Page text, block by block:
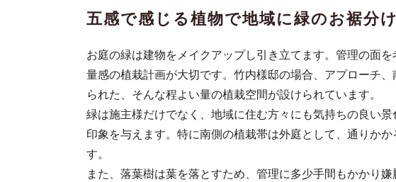
五感で感じる植物で地域に緑のお裾分け
お庭の緑は建物をメイクアップし引き立てます。管理の面
量感の植栽計画が大切です。竹内様邸の場合、アプローチ
られた、そんな程よい量の植栽空間が設けられています。
緑は施主様だけでなく、地域に住む方々にも気持ちの良い
印象を与えます。特に南側の植栽帯は外庭として、通りか
す。
また、落葉樹は葉を落とすため、管理に多少手間もかかり